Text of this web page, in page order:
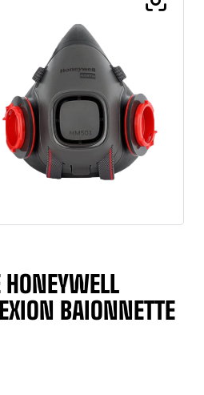
BAIONNETTE